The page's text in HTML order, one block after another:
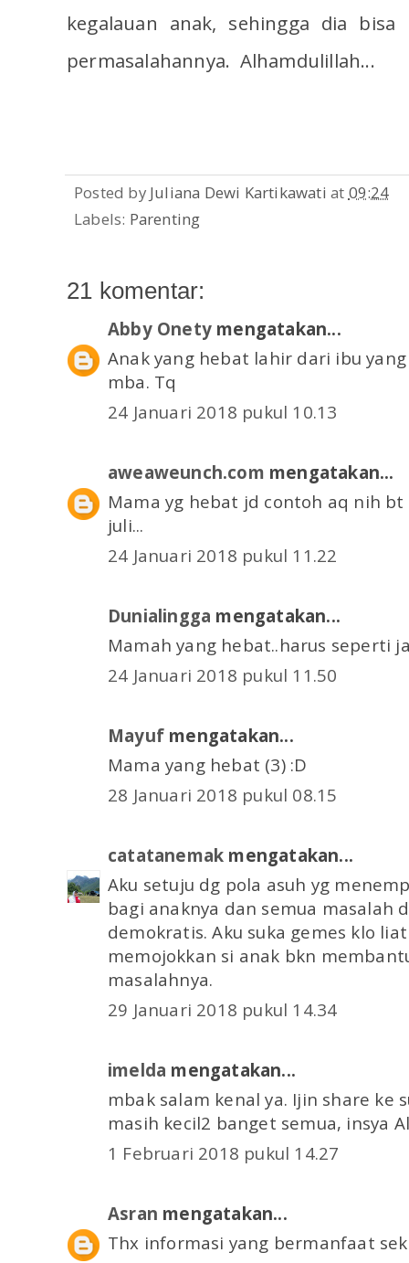
kegalauan anak, sehingga dia
permasalahannya. Alhamdulillah...
Posted by Juliana Dewi Kartikawati at 09:24
Labels: Parenting
21 komentar:
Abby Onety mengatakan...
Anak yang hebat lahir dari ibu
mba. Tq
24 Januari 2018 pukul 10.13
aweaweunch.com mengatakan...
Mama yg hebat jd contoh aq nih
juli...
24 Januari 2018 pukul 11.22
Dunialingga mengatakan...
Mamah yang hebat..harus seperti
24 Januari 2018 pukul 11.50
Mayuf mengatakan...
Mama yang hebat (3) :D
28 Januari 2018 pukul 08.15
catatanemak mengatakan...
Aku setuju dg pola asuh yg
bagi anaknya dan semua masalah
demokratis. Aku suka gemes klo
memojokkan si anak bkn
masalahnya.
29 Januari 2018 pukul 14.34
imelda mengatakan...
mbak salam kenal ya. Ijin share ke
masih kecil2 banget semua, insya
1 Februari 2018 pukul 14.27
Asran mengatakan...
Thx informasi yang bermanfaat